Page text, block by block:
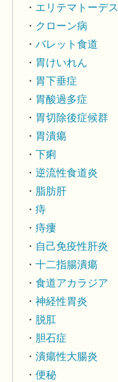
エリテマトーデス
クローン病
バレット食道
胃けいれん
胃下垂症
胃酸過多症
胃切除後症候群
胃潰瘍
下痢
逆流性食道炎
脂肪肝
痔
痔瘻
自己免疫性肝炎
十二指腸潰瘍
食道アカラジア
神経性胃炎
脱肛
胆石症
潰瘍性大腸炎
便秘